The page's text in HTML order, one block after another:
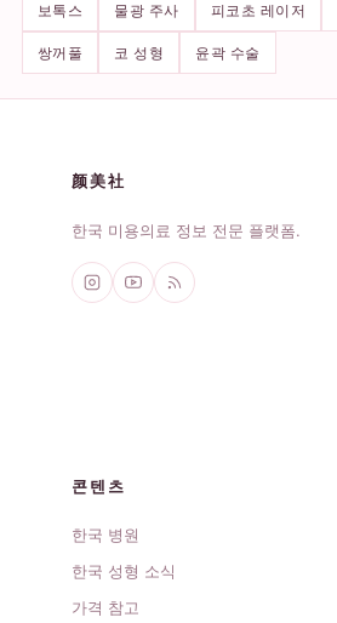
보톡스 물광 주사 피코초 레이저
쌍꺼풀 코 성형 윤곽 수술
颜美社
한국 미용의료 정보 전문 플랫폼.
콘텐츠
한국 병원
한국 성형 소식
가격 참고